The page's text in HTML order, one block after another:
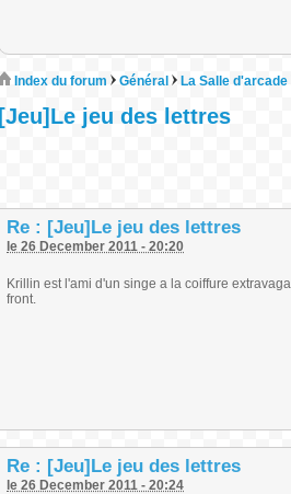
Index du forum Général La Salle d'arcade
[Jeu]Le jeu des lettres
Re : [Jeu]Le jeu des lettres
le 26 December 2011 - 20:20
Krillin est l'ami d'un singe a la coiffure
front.
Re : [Jeu]Le jeu des lettres
le 26 December 2011 - 20:24